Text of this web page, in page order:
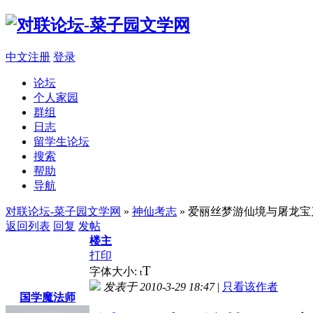
中文注册 登录
论坛
个人家园
群组
日志
留学生论坛
搜索
帮助
导航
对联论坛-菜子园文学网 » 神仙考志 » 爱丽丝梦游仙境与屠龙宝
返回列表 回复 发帖
国学魔法师
楼主
打印
字体大小: tT
发表于 2010-3-29 18:47| 只看该作者